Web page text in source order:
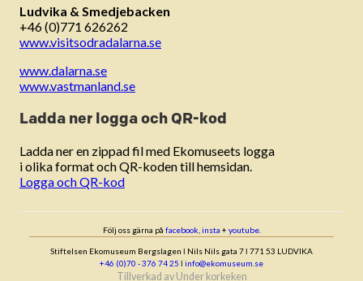
Ludvika & Smedjebacken
+46 (0)771 626262
www.visitsodradalarna.se
www.dalarna.se
www.vastmanland.se
Ladda ner logga och QR-kod
Ladda ner en zippad fil med Ekomuseets logga
i olika format och QR-koden till hemsidan.
Logga och QR-kod
Följ oss gärna på facebook insta + youtube.
Stiftelsen Ekomuseum Bergslagen ǀ Nils Nils gata 7 ǀ 771 53 LUDVIKA
+46 (0)70 - 376 74 25 ǀ info@ekomuseum.se
Tillverkad av Under korkeken